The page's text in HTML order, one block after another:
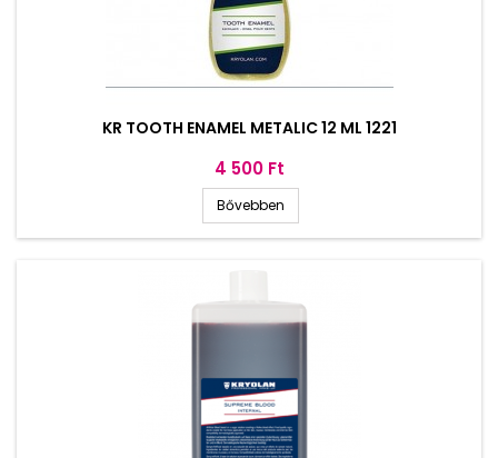
KR TOOTH ENAMEL METALIC 12 ML 1221
Ár
4 500 Ft
Bővebben